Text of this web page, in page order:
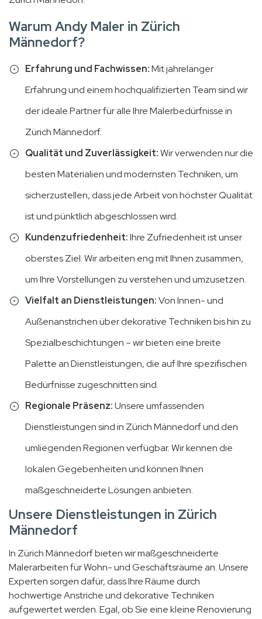
Warum Andy Maler in Zürich
Männedorf?
Erfahrung und Fachwissen:Mit jahrelanger
Erfahrung und einem hochqualifizierten Team sind wir
der ideale Partner für alle Ihre Malerbedürfnisse in
Zürich Männedorf.
Qualität und Zuverlässigkeit:Wir verwenden nur die
besten Materialien und modernsten Techniken, um
sicherzustellen, dass jede Arbeit von höchster Qualität
ist und pünktlich abgeschlossen wird.
Kundenzufriedenheit:Ihre Zufriedenheit ist unser
oberstes Ziel. Wir arbeiten eng mit Ihnen zusammen,
um Ihre Vorstellungen zu verstehen und umzusetzen.
Vielfalt an Dienstleistungen:Von Innen- und
Außenanstrichen über dekorative Techniken bis hin zu
Spezialbeschichtungen – wir bieten eine breite
Palette an Dienstleistungen, die auf Ihre spezifischen
Bedürfnisse zugeschnitten sind.
Regionale Präsenz:Unsere umfassenden
Dienstleistungen sind in Zürich Männedorf und den
umliegenden Regionen verfügbar. Wir kennen die
lokalen Gegebenheiten und können Ihnen
maßgeschneiderte Lösungen anbieten.
Unsere Dienstleistungen in Zürich
Männedorf
In Zürich Männedorf bieten wir maßgeschneiderte
Malerarbeiten für Wohn- und Geschäftsräume an. Unsere
Experten sorgen dafür, dass Ihre Räume durch
hochwertige Anstriche und dekorative Techniken
aufgewertet werden. Egal, ob Sie eine kleine Renovierung